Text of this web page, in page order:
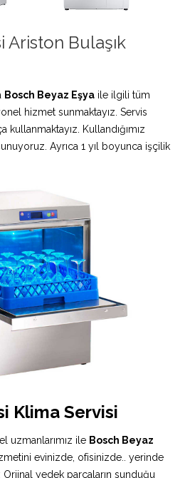
Ariston Bulaşık
Bosch Beyaz Eşya ile ilgili tüm
hizmet sunmaktayız. Servis
kullanmaktayız. Kullandığımız
Ayrıca 1 yıl boyunca işçilik
Klima Servisi
uzmanlarımız ile Bosch Beyaz
evinizde, ofisinizde.. yerinde
Orjinal yedek parçaların sunduğu